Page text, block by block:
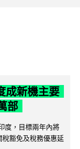
成新機主要
部
度，目標兩年內將
豁免及稅務優惠延